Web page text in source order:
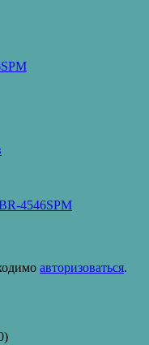
4546SPM
авторизоваться.